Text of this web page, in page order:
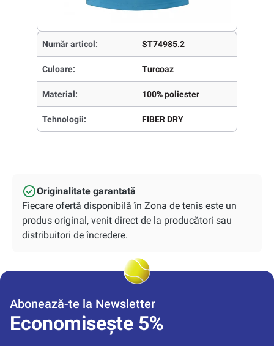
Număr articol: ST74985.2
Culoare: Turcoaz
Material: 100% poliester
Tehnologii: FIBER DRY
Originalitate garantată
Fiecare ofertă disponibilă în Zona de tenis este un
produs original, venit direct de la producători sau
distribuitori de încredere.
Abonează-te la Newsletter
Economisește 5%